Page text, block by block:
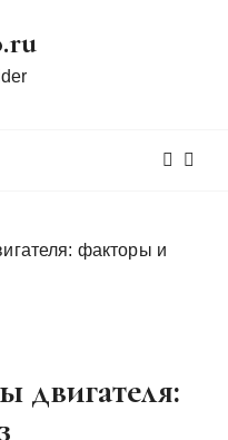
факторы и
двигателя: